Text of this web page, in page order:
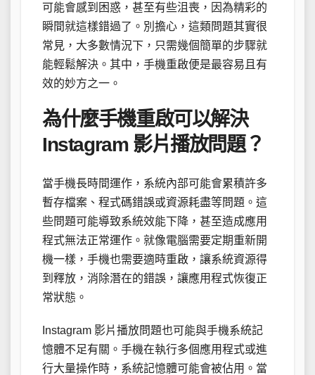
可能會感到困惑，甚至有些沮喪，因為精彩的
瞬間就這樣錯過了。別擔心，這類問題其實很
常見，大多數情況下，只需幾個簡單的步驟就
能輕鬆解決。其中，手機重啟便是最容易且有
效的妙方之一。
為什麼手機重啟可以解決
Instagram 影片播放問題？
當手機長時間運作，系統內部可能會累積許多
暫存檔案、程式碼錯誤或資源耗盡等問題。這
些問題可能導致系統效能下降，甚至造成應用
程式無法正常運作。就像電腦需要定期重新開
機一樣，手機也需要適時重啟，讓系統資源得
到釋放，消除潛在的錯誤，讓應用程式恢復正
常狀態。
Instagram 影片播放問題也可能與手機系統記
憶體不足有關。手機在執行多個應用程式或進
行大量操作時，系統記憶體可能會被佔用。當